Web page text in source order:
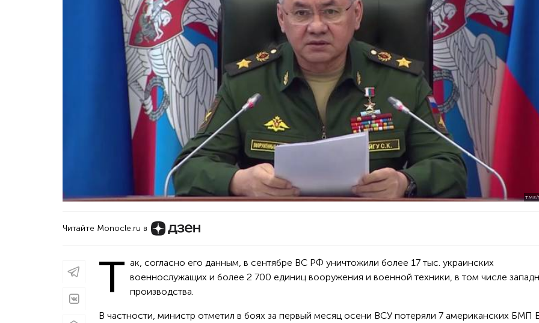
T.ME/
Читайте Monocle.ru в
Т ак, согласно его данным, в сентябре ВС РФ уничтожили более 17 тыс. украинских
военнослужащих и более 2 700 единиц вооружения и военной техники, в том числе
производства.
В частности, министр отметил в боях за первый месяц осени ВСУ потеряли 7 американских БМП